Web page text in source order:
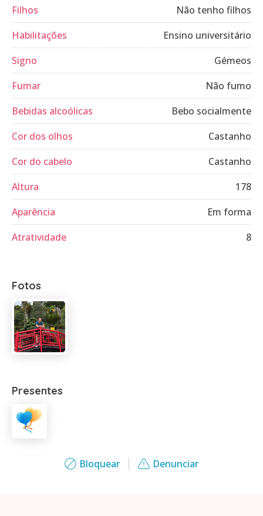
Bloquear Denunciar
Filhos
Não tenho filhos
Habilitações
Ensino universitário
Signo
Gémeos
Fumar
Não fumo
Bebidas alcoólicas
Bebo socialmente
Cor dos olhos
Castanho
Cor do cabelo
Castanho
Altura
178
Aparência
Em forma
Atratividade
8
Fotos
Presentes